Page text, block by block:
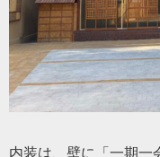
内装は、壁に「一期一